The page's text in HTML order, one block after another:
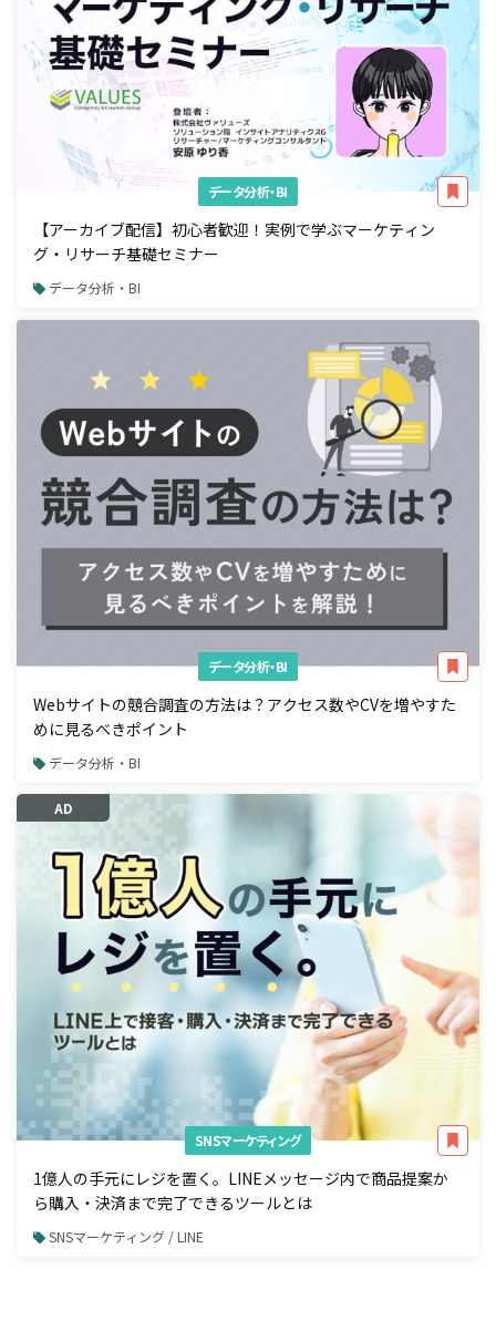
データ分析・BI
【アーカイブ配信】初心者歓迎！実例で学ぶマーケティン
グ・リサーチ基礎セミナー
データ分析・BI
データ分析・BI
Webサイトの競合調査の方法は？アクセス数やCVを増やすた
めに見るべきポイント
データ分析・BI
AD
SNSマーケティング
1億人の手元にレジを置く。LINEメッセージ内で商品提案か
ら購入・決済まで完了できるツールとは
SNSマーケティング / LINE